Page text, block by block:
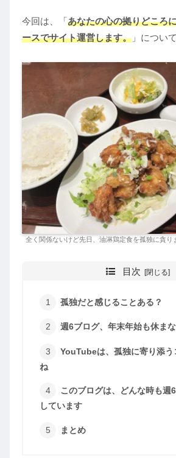
今回は、「あなたの心の拠りどころ
ースでサイト運営します。 」につい
全く関係ないけど先日、油淋鶏定食を孤独に貪り
目次
孤独だと感じることある？
週6ブログ、年末年始も休ま
YouTubeは、孤独に寄り添う
ね
このブログは、どんな時も週
しています
まとめ